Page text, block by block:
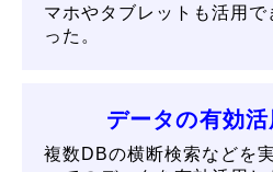
マホやタブレットも活用で
った。
データの有効
複数DBの横断検索などを